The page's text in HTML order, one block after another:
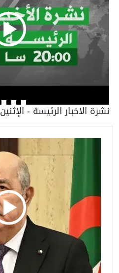
نشرة الاخبار الرئيسة - الإثنين 15 ديسمبر 2025